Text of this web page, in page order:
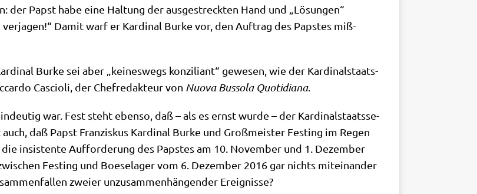
der Papst habe eine Hal­tung der aus­ge­streck­ten Hand und „Lösun­gen“
Damit warf er Kar­di­nal Bur­ke vor, den Auf­trag des Pap­stes miß­
Bur­ke sei aber „kei­nes­wegs kon­zi­li­ant“ gewe­sen, wie der Kar­di­nal­staats­
Cascio­li, der Chef­re­dak­teur von Nuo­va Bus­so­la Quo­ti­dia­na.
war. Fest steht eben­so, daß – als es ernst wur­de – der Kar­di­nal­staats­se­
daß Papst Fran­zis­kus Kar­di­nal Bur­ke und Groß­mei­ster Fest­ing im Regen
insi­sten­te Auf­for­de­rung des Pap­stes am 10. Novem­ber und 1. Dezem­ber
Fest­ing und Boe­se­la­ger vom 6. Dezem­ber 2016 gar nichts mit­ein­an­der
zwei­er unzu­sam­men­hän­gen­der Ereignisse?